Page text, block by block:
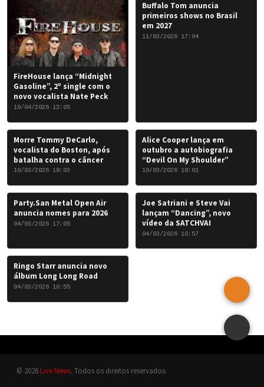
FireHouse lança “Midnight
Gasoline”, 2º single com o
novo vocalista Nate Peck
19/04/2026 13:05
Buffalo Tom anuncia
primeiros shows no Brasil
em 2027
11/03/2026 17:04
Morre Tommy DeCarlo,
vocalista do Boston, após
batalha contra o câncer
10/03/2026 18:03
Alice Cooper lança em
outubro a autobiografia
“Devil On My Shoulder”
10/03/2026 18:01
Party.San Metal Open Air
anuncia nomes para 2026
04/03/2026 17:05
Joe Satriani e Steve Vai
lançam “Dancing”, novo
vídeo da SATCHVAI
04/03/2026 16:57
Ringo Starr anuncia novo
álbum Long Long Road
04/03/2026 16:55
© 2026Live News. Todos os direitos reservados.